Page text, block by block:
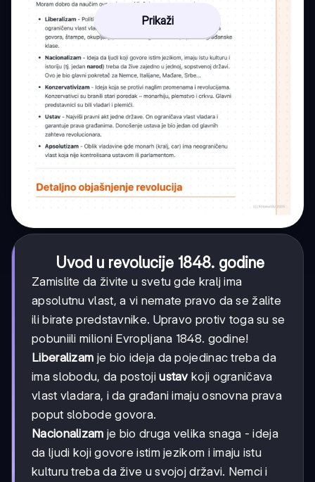
Prikaži
Uvod u revolucije 1848. godine
Zamislite da živite u svetu gde kralj ima
apsolutnu vlast, a vi nemate pravo da se žalite
ili birate predstavnike. Upravo protiv toga su se
pobuniili milioni Evropljana 1848. godine!
Liberalizam je bio ideja da pojedinac treba da
ima slobodu, da postojiustavkoji ograničava
vlast vladara, i da građani imaju osnovna prava
poput slobode govora.
Nacionalizam je bio druga velika snaga - ideja
da ljudi koji govore istim jezikom i imaju istu
kulturu treba da žive u svojoj državi. Nemci i